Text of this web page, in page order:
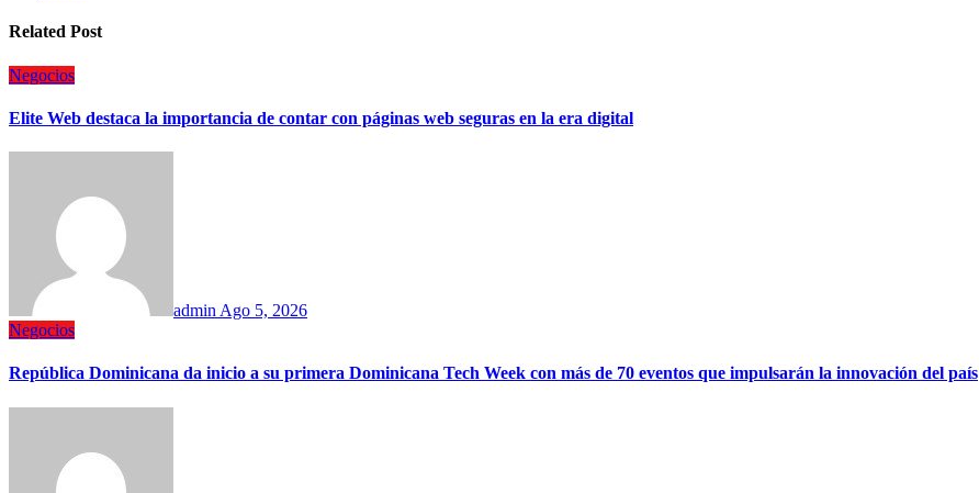
Related Post
Negocios
Elite Web destaca la importancia de contar con páginas web seguras en la era digital
admin Ago 5, 2026
Negocios
República Dominicana da inicio a su primera Dominicana Tech Week con más de 70 eventos que impulsarán la innovación del país